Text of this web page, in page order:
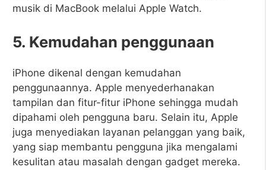
musik di MacBook melalui Apple Watch.
5. Kemudahan penggunaan
iPhone dikenal dengan kemudahan
penggunaannya. Apple menyederhanakan
tampilan dan fitur-fitur iPhone sehingga mudah
dipahami oleh pengguna baru. Selain itu, Apple
juga menyediakan layanan pelanggan yang baik,
yang siap membantu pengguna jika mengalami
kesulitan atau masalah dengan gadget mereka.